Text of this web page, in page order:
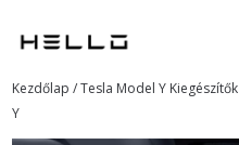
Kezdőlap /Tesla Model Y Kiegészítők
Y